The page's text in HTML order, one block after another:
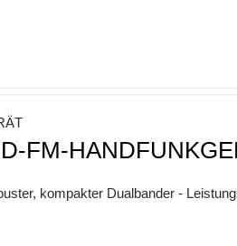
FM-
kompakter Dualbander -